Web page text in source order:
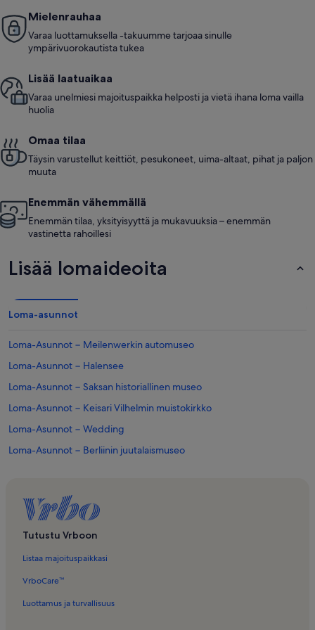
Mielenrauhaa
Varaa luottamuksella -takuumme tarjoaa sinulle
ympärivuorokautista tukea
Lisää laatuaikaa
Varaa unelmiesi majoituspaikka helposti ja vietä ihana loma vailla
huolia
Omaa tilaa
Täysin varustellut keittiöt, pesukoneet, uima-altaat, pihat ja paljon
muuta
Enemmän vähemmällä
Enemmän tilaa, yksityisyyttä ja mukavuuksia – enemmän
vastinetta rahoillesi
Lisää lomaideoita
Loma-asunnot
Loma-Asunnot − Meilenwerkin automuseo
Loma-Asunnot − Halensee
Loma-Asunnot − Saksan historiallinen museo
Loma-Asunnot − Keisari Vilhelmin muistokirkko
Loma-Asunnot − Wedding
Loma-Asunnot − Berliinin juutalaismuseo
Loma-Asunnot − Diplomatenviertel
Loma-Asunnot − Berliini
Loma-Asunnot − Schmargendorf
Loma-Asunnot − Schönhauser Alleen juutalainen hautausmaa
Loma-Asunnot − Berliinin muurin muistomerkki
Loma-Asunnot − Charlottenburgin linna
Tutustu Vrboon
Listaa majoituspaikkasi
VrboCare™
Luottamus ja turvallisuus